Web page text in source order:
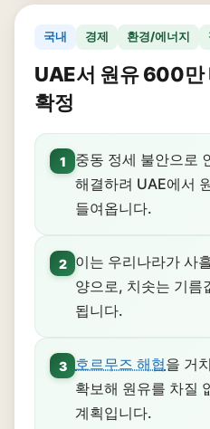
국내 경제 환경/에너지
UAE서 원유 600만
확정
1
중동 정세 불안으로
해결하려 UAE에서
들여옵니다.
2
이는 우리나라가 사
양으로, 치솟는 기름
됩니다.
3 호르무즈 해협을 거
확보해 원유를 차질
계획입니다.